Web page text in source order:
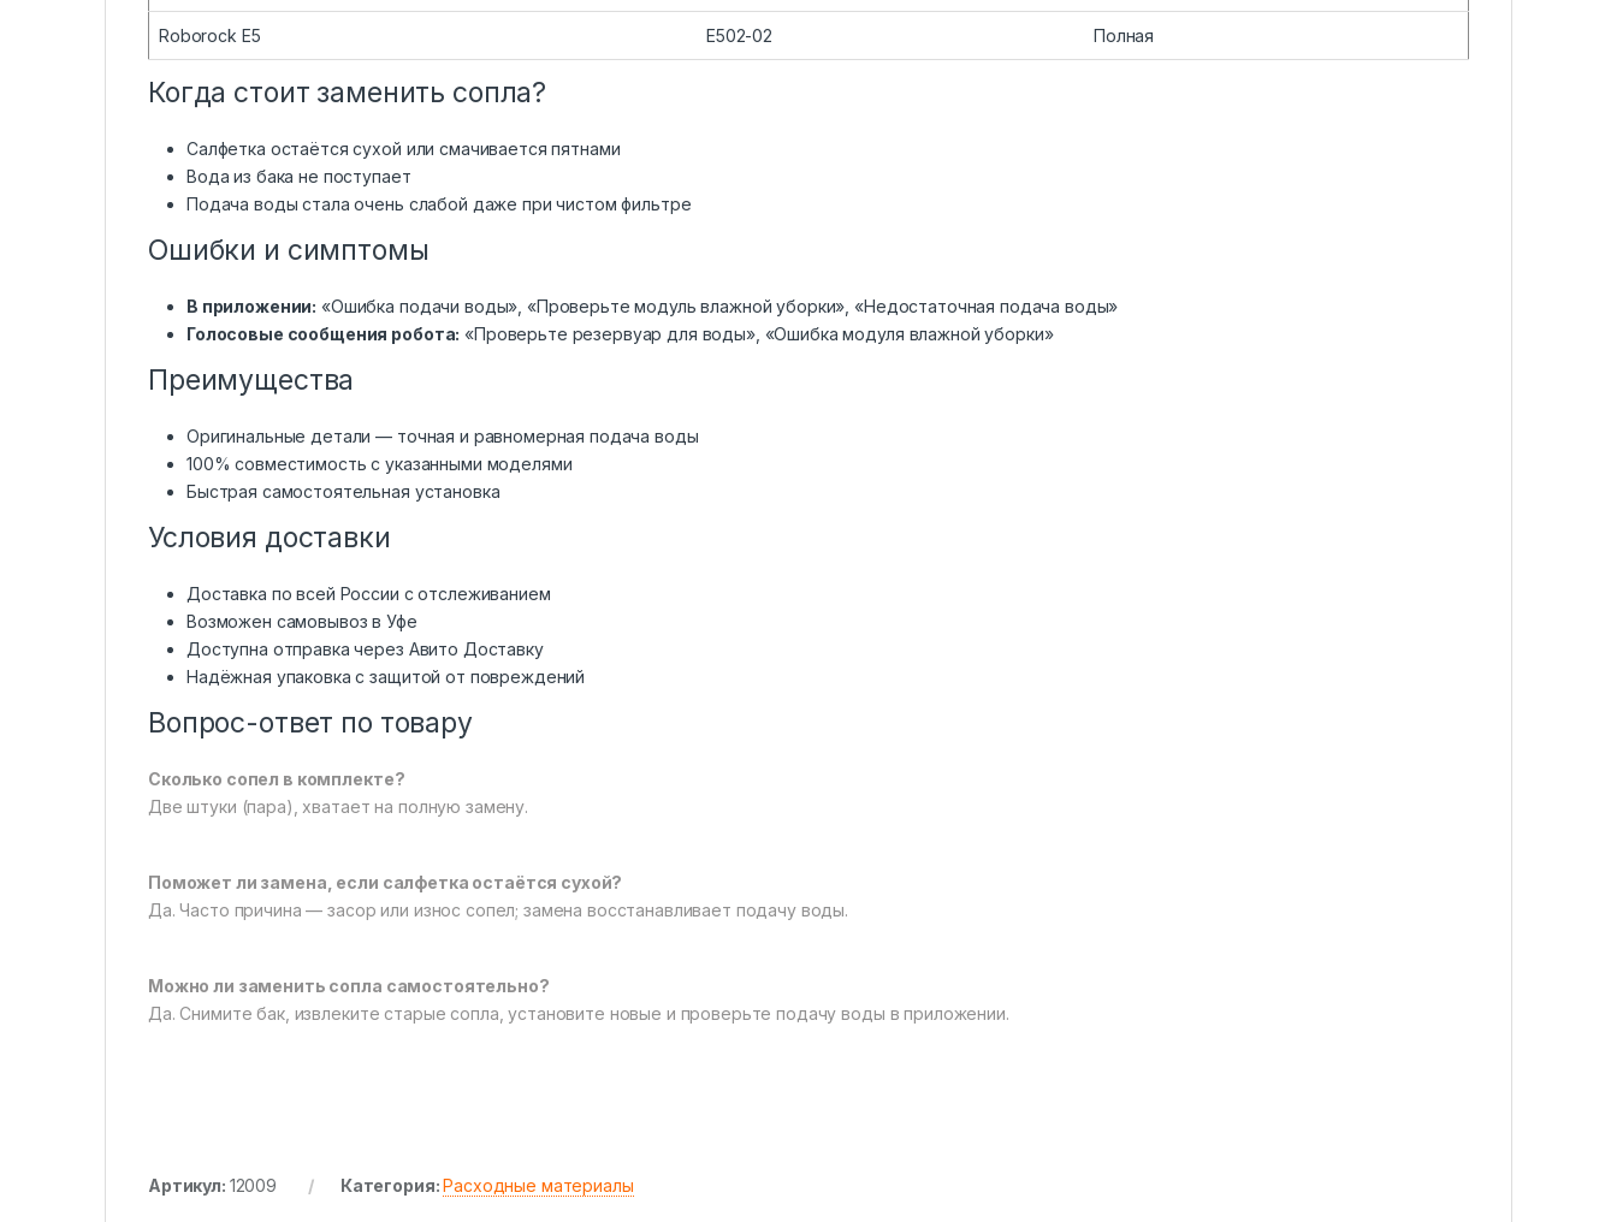
Roborock E5 E502-02 Полная
Когда стоит заменить сопла?
Салфетка остаётся сухой или смачивается пятнами
Вода из бака не поступает
Подача воды стала очень слабой даже при чистом фильтре
Ошибки и симптомы
В приложении: «Ошибка подачи воды», «Проверьте модуль влажной уборки», «Недостаточная подача воды»
Голосовые сообщения робота: «Проверьте резервуар для воды», «Ошибка модуля влажной уборки»
Преимущества
Оригинальные детали — точная и равномерная подача воды
100% совместимость с указанными моделями
Быстрая самостоятельная установка
Условия доставки
Доставка по всей России с отслеживанием
Возможен самовывоз в Уфе
Доступна отправка через Авито Доставку
Надёжная упаковка с защитой от повреждений
Вопрос-ответ по товару
Сколько сопел в комплекте?
Две штуки (пара), хватает на полную замену.
Поможет ли замена, если салфетка остаётся сухой?
Да. Часто причина — засор или износ сопел; замена восстанавливает подачу воды.
Можно ли заменить сопла самостоятельно?
Да. Снимите бак, извлеките старые сопла, установите новые и проверьте подачу воды в приложении.
Артикул: 12009 Категория:Расходные материалы